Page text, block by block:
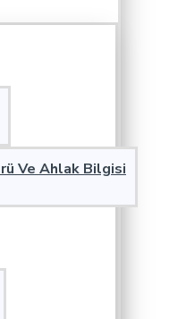
Ve Ahlak Bilgisi